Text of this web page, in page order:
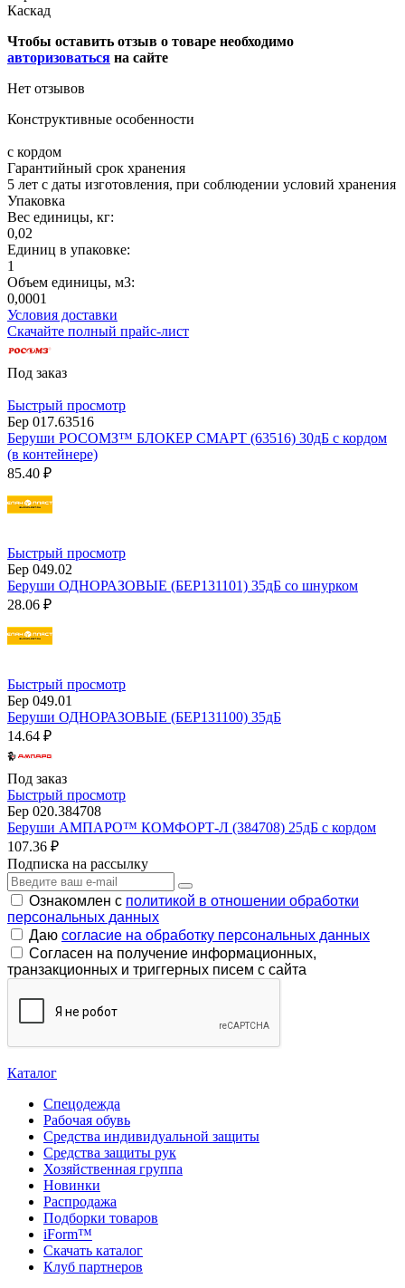
Каскад
Чтобы оставить отзыв о товаре необходимо
авторизоваться на сайте
Нет отзывов
Конструктивные особенности
с кордом
Гарантийный срок хранения
5 лет с даты изготовления, при соблюдении условий хранения
Упаковка
Вес единицы, кг:
0,02
Единиц в упаковке:
1
Объем единицы, м3:
0,0001
Условия доставки
Скачайте полный прайс-лист
Под заказ
Быстрый просмотр
Бер 017.63516
Беруши РОСОМЗ™ БЛОКЕР СМАРТ (63516) 30дБ с кордом
(в контейнере)
85.40 ₽
Быстрый просмотр
Бер 049.02
Беруши ОДНОРАЗОВЫЕ (БЕР131101) 35дБ со шнурком
28.06 ₽
Быстрый просмотр
Бер 049.01
Беруши ОДНОРАЗОВЫЕ (БЕР131100) 35дБ
14.64 ₽
Под заказ
Быстрый просмотр
Бер 020.384708
Беруши АМПАРО™ КОМФОРТ-Л (384708) 25дБ с кордом
107.36 ₽
Подписка на рассылку
Ознакомлен с политикой в отношении обработки
персональных данных
Даю согласие на обработку персональных данных
Согласен на получение информационных,
транзакционных и триггерных писем с сайта
Каталог
Спецодежда
Рабочая обувь
Средства индивидуальной защиты
Средства защиты рук
Хозяйственная группа
Новинки
Распродажа
Подборки товаров
iForm™
Скачать каталог
Клуб партнеров